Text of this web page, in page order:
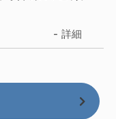
詳細